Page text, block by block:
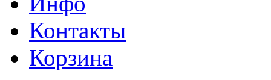
Контакты
Корзина